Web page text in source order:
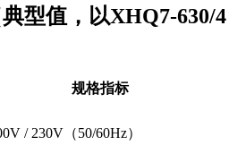
型值，以XHQ7-630/4
规格指标
/ 230V（50/60Hz）